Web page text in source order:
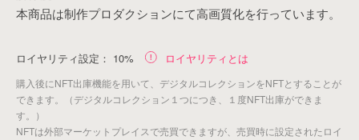
アイテムがありません。
本商品は制作プロダクションにて高画質化を行っています。
ロイヤリティ設定： 10% ロイヤリティとは
購入後にNFT出庫機能を用いて、デジタルコレクションをNFTとすることが
できます。（デジタルコレクション１つにつき、１度NFT出庫ができま
す。）
NFTは外部マーケットプレイスで売買できますが、売買時に設定されたロイ